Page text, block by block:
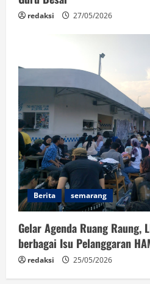
redaksi 27/05/2026
Berita semarang
Gelar Agenda Ruang Raung,
berbagai Isu Pelanggaran
redaksi 25/05/2026